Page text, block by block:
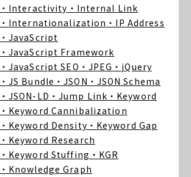
・Interactivity ・Internal Link
・Internationalization ・IP Address
・JavaScript
・JavaScript Framework
・JavaScript SEO ・JPEG ・jQuery
・JS Bundle ・JSON ・JSON Schema
・JSON-LD ・Jump Link ・Keyword
・Keyword Cannibalization
・Keyword Density ・Keyword Gap
・Keyword Research
・Keyword Stuffing ・KGR
・Knowledge Graph